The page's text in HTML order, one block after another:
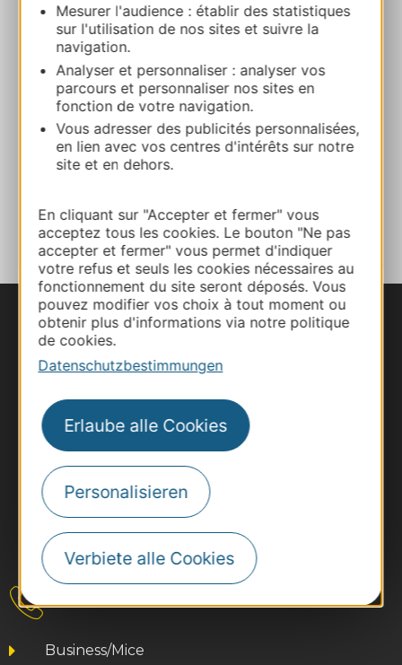
Mesurer l'audience : établir des statistiques
sur l'utilisation de nos sites et suivre la
navigation.
Analyser et personnaliser : analyser vos
parcours et personnaliser nos sites en
fonction de votre navigation.
Vous adresser des publicités personnalisées,
en lien avec vos centres d'intérêts sur notre
site et en dehors.
En cliquant sur "Accepter et fermer" vous
acceptez tous les cookies. Le bouton "Ne pas
accepter et fermer" vous permet d'indiquer
votre refus et seuls les cookies nécessaires au
fonctionnement du site seront déposés. Vous
pouvez modifier vos choix à tout moment ou
obtenir plus d'informations via notre politique
de cookies.
Datenschutzbestimmungen
Erlaube alle Cookies
Personalisieren
Verbiete alle Cookies
+33 (0)6 83 50 59 77
E-mail
Facebook
ZU MEINEN FAVORITEN
#VoyageOccitanie
Kontakt
Business/Mice